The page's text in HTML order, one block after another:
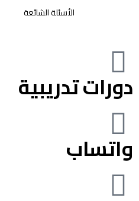
الأسئلة الشائعة
دورات تدريبية
واتساب